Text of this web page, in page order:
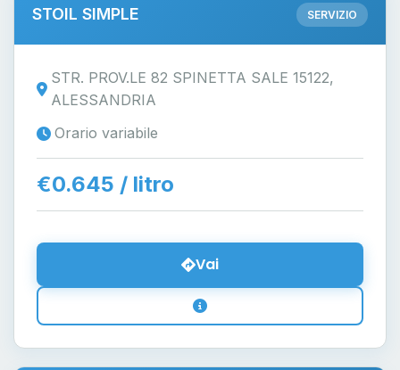
STOIL SIMPLE SERVIZIO
STR. PROV.LE 82 SPINETTA SALE 15122,
ALESSANDRIA
Orario variabile
€0.645 / litro
Vai